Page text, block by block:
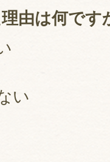
由は何です
い